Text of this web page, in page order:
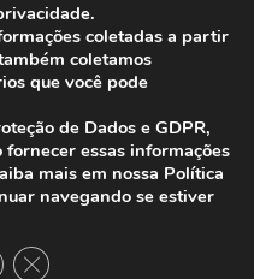
dos Auditores
do Brasil.
coletadas a partir
coletamos
que você pode
de Dados e GDPR,
essas informações
mais em nossa Política
navegando se estiver
Close GDPR Cookie Banner